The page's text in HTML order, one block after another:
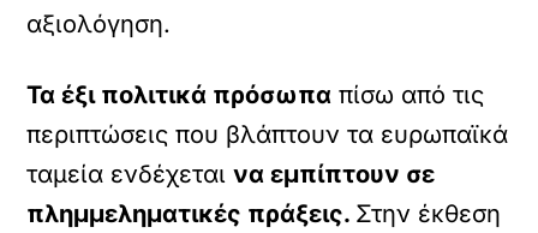
αξιολόγηση.
Τα έξι πολιτικά πρόσωπα πίσω από τις
περιπτώσεις που βλάπτουν τα ευρωπαϊκά
ταμεία ενδέχεταινα εμπίπτουν σε
πλημμεληματικές πράξεις. Στην έκθεση